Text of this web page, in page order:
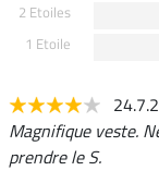
2 Etoiles
1 Etoile
Magnifique veste.
prendre le S.